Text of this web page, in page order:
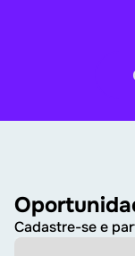
Cadastre-se e